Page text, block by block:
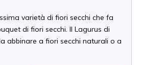
varietà di fiori secchi che fa
di fiori secchi. Il Lagurus di
abbinare a fiori secchi naturali o a